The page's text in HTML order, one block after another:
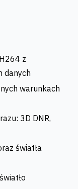
z
danych
warunkach
3D DNR,
światła